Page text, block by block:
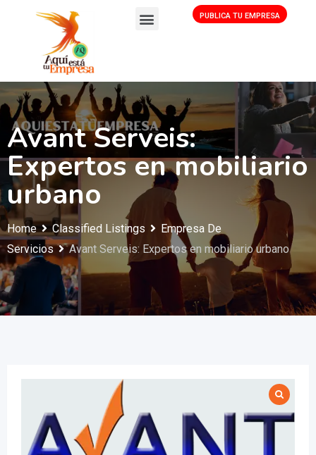
PUBLICA TU EMPRESA
Avant Serveis:
Expertos en mobiliario
urbano
Home Classified Listings
Empresa De
Servicios
Avant Serveis: Expertos en mobiliario urbano